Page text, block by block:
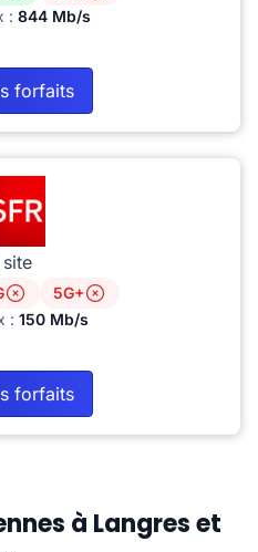
: 844 Mb/s
forfaits
site
5G+
: 150 Mb/s
forfaits
à Langres et